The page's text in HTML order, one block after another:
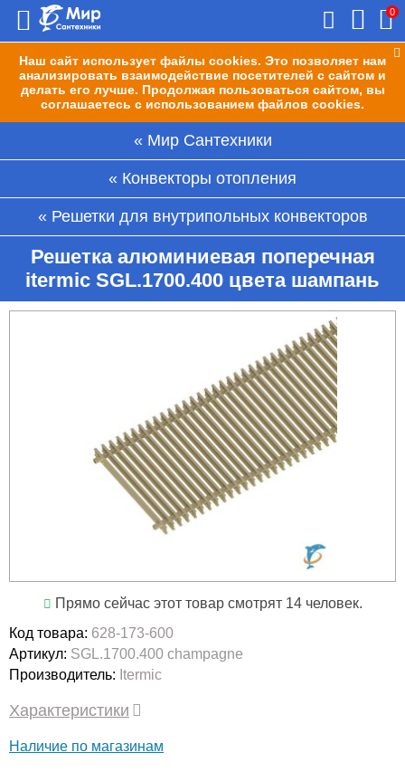
Наш сайт использует файлы cookies. Это позволяет нам
анализировать взаимодействие посетителей с сайтом и
делать его лучше. Продолжая пользоваться сайтом, вы
соглашаетесь с использованием файлов cookies.
0
Мир Сантехники
Конвекторы отопления
Решетки для внутрипольных конвекторов
Решетка алюминиевая поперечная
itermic SGL.1700.400 цвета шампань
Прямо сейчас этот товар смотрят 14 человек.
Код товара: 628-173-600
Артикул: SGL.1700.400 champagne
Производитель: Itermic
Характеристики
Наличие по магазинам